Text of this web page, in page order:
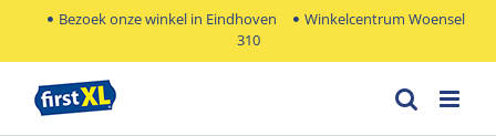
Bezoek onze winkel in Eindhoven
Winkelcentrum Woensel
310